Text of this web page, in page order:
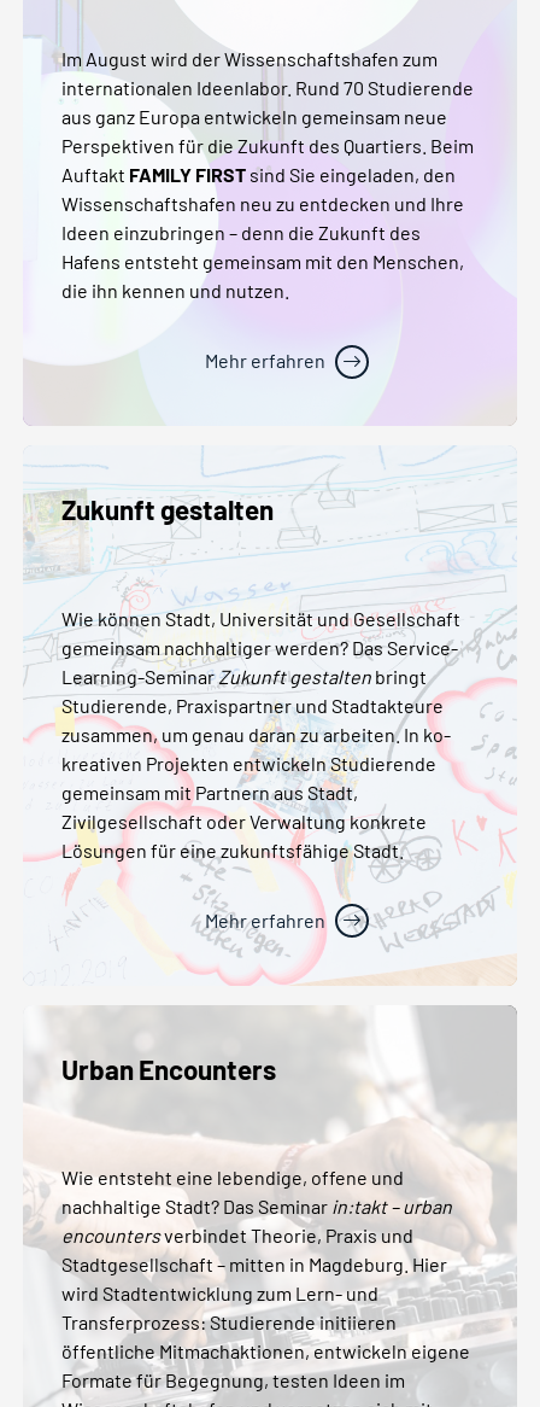
Im August wird der Wissenschaftshafen zum
internationalen Ideenlabor. Rund 70 Studierende
aus ganz Europa entwickeln gemeinsam neue
Perspektiven für die Zukunft des Quartiers. Beim
Auftakt FAMILY FIRST sind Sie eingeladen, den
Wissenschaftshafen neu zu entdecken und Ihre
Ideen einzubringen – denn die Zukunft des
Hafens entsteht gemeinsam mit den Menschen,
die ihn kennen und nutzen.
Mehr erfahren
Zukunft gestalten
Wie können Stadt, Universität und Gesellschaft
gemeinsam nachhaltiger werden? Das Service-
Learning-SeminarZukunft gestalten bringt
Studierende, Praxispartner und Stadtakteure
zusammen, um genau daran zu arbeiten. In ko-
kreativen Projekten entwickeln Studierende
gemeinsam mit Partnern aus Stadt,
Zivilgesellschaft oder Verwaltung konkrete
Lösungen für eine zukunftsfähige Stadt.
Mehr erfahren
Urban Encounters
Wie entsteht eine lebendige, offene und
nachhaltige Stadt? Das Seminar in:takt – urban
encountersverbindet Theorie, Praxis und
Stadtgesellschaft – mitten in Magdeburg. Hier
wird Stadtentwicklung zum Lern- und
Transferprozess: Studierende initiieren
öffentliche Mitmachaktionen, entwickeln eigene
Formate für Begegnung, testen Ideen im